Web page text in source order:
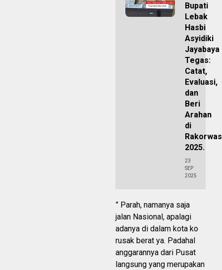
Bupati
Lebak
Hasbi
Asyidiki
Jayabaya
Tegas:
Catat,
Evaluasi,
dan
Beri
Arahan
di
2025.
23
SEP
2025
” Parah, namanya saja
jalan Nasional, apalagi
adanya di dalam kota ko
rusak berat ya. Padahal
anggarannya dari Pusat
langsung yang merupakan